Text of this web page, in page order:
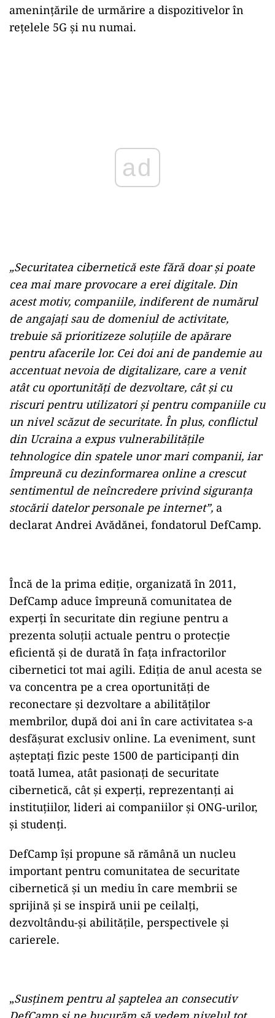
amenințările de urmărire a dispozitivelor în
rețelele 5G și nu numai.
„Securitatea cibernetică este fără doar și poate
cea mai mare provocare a erei digitale. Din
acest motiv, companiile, indiferent de numărul
de angajați sau de domeniul de activitate,
trebuie să prioritizeze soluțiile de apărare
pentru afacerile lor. Cei doi ani de pandemie au
accentuat nevoia de digitalizare, care a venit
atât cu oportunități de dezvoltare, cât și cu
riscuri pentru utilizatori și pentru companiile cu
un nivel scăzut de securitate. În plus, conflictul
din Ucraina a expus vulnerabilitățile
tehnologice din spatele unor mari companii, iar
împreună cu dezinformarea online a crescut
sentimentul de neîncredere privind siguranța
stocării datelor personale pe internet”, a
declarat Andrei Avădănei, fondatorul DefCamp.
Încă de la prima ediție, organizată în 2011,
DefCamp aduce împreună comunitatea de
experți în securitate din regiune pentru a
prezenta soluții actuale pentru o protecție
eficientă și de durată în fața infractorilor
cibernetici tot mai agili. Ediția de anul acesta se
va concentra pe a crea oportunități de
reconectare și dezvoltare a abilităților
membrilor, după doi ani în care activitatea s-a
desfășurat exclusiv online. La eveniment, sunt
așteptați fizic peste 1500 de participanți din
toată lumea, atât pasionați de securitate
cibernetică, cât și experți, reprezentanți ai
instituțiilor, lideri ai companiilor și ONG-urilor,
și studenți.
DefCamp își propune să rămână un nucleu
important pentru comunitatea de securitate
cibernetică și un mediu în care membrii se
sprijină și se inspiră unii pe ceilalți,
dezvoltându-și abilitățile, perspectivele și
carierele.
„Susținem pentru al șaptelea an consecutiv